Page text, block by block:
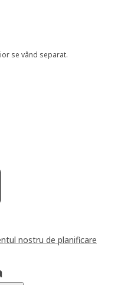
se vând separat.
nostru de planificare